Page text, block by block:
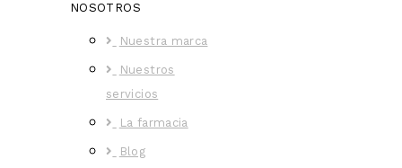
NOSOTROS
Nuestra marca
Nuestros
servicios
La farmacia
Blog